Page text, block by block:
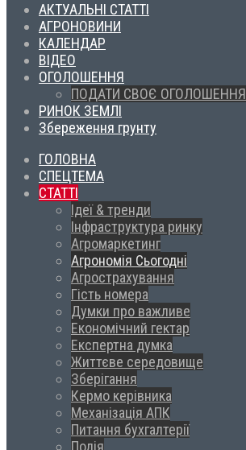
АКТУАЛЬНІ СТАТТІ
АГРОНОВИНИ
КАЛЕНДАР
ВІДЕО
ОГОЛОШЕННЯ
ПОДАТИ СВОЄ ОГОЛОШЕННЯ
РИНОК ЗЕМЛІ
Збереження грунту
ГОЛОВНА
СПЕЦТЕМА
СТАТТІ
Ідеї & тренди
Інфраструктура ринку
Агромаркетинг
Агрономія Сьогодні
Агрострахування
Гість номера
Думки про важливе
Економічний гектар
Експертна думка
Життєве середовище
Зберігання
Кермо керівника
Механізація АПК
Питання бухгалтерії
Подія